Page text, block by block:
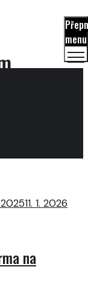
menu
202511. 1. 2026
na